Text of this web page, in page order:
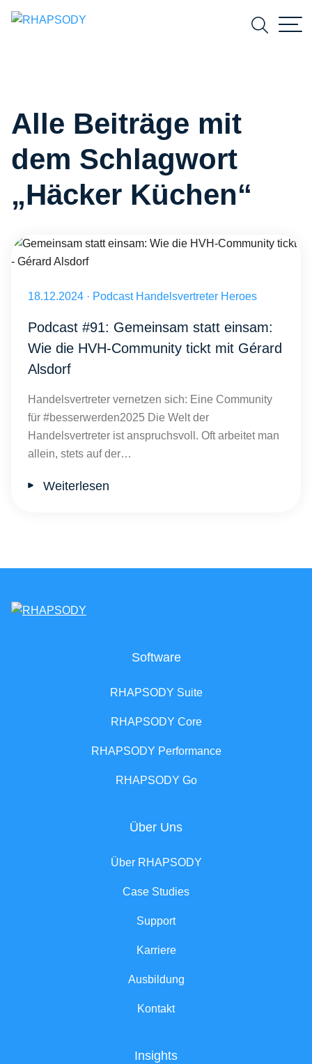
Suchen
Alle Beiträge mit
dem Schlagwort
„Häcker Küchen“
Veröffentlicht am 18.12.2024
18.12.2024 · Podcast Handelsvertreter Heroes
Podcast #91: Gemeinsam statt einsam:
Wie die HVH-Community tickt mit Gérard
Alsdorf
Handelsvertreter vernetzen sich: Eine Community
für #besserwerden2025 Die Welt der
Handelsvertreter ist anspruchsvoll. Oft arbeitet man
allein, stets auf der…
Weiterlesen
Software
RHAPSODY Suite
RHAPSODY Core
RHAPSODY Performance
RHAPSODY Go
Über Uns
Über RHAPSODY
Case Studies
Support
Karriere
Ausbildung
Kontakt
Insights